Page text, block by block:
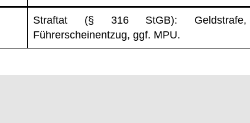
Straftat (§ 316 StGB): Geldstrafe,
Führerscheinentzug, ggf. MPU.